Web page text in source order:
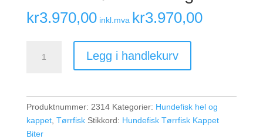
kr3.970,00 inkl.mva kr3.970,00
Løs
Legg i handlekurv
Produktnummer: 2314 Kategorier: Hundefisk hel og
kappet, Tørrfisk Stikkord: Hundefisk Tørrfisk Kappet
Biter